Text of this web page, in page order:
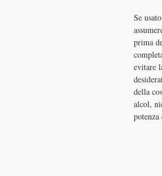
Se
prima
evitare
della
alcol,